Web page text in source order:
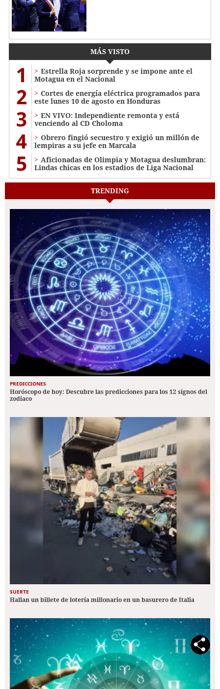
MÁS VISTO
1
Estrella Roja sorprende y se impone ante el
Motagua en el Nacional
2
Cortes de energía eléctrica programados para
este lunes 10 de agosto en Honduras
3
EN VIVO: Independiente remonta y está
venciendo al CD Choloma
4
Obrero fingió secuestro y exigió un millón de
lempiras a su jefe en Marcala
5
Aficionadas de Olimpia y Motagua deslumbran:
Lindas chicas en los estadios de Liga Nacional
TRENDING
PREDICCIONES
Horóscopo de hoy: Descubre las predicciones para los 12 signos del
zodiaco
SUERTE
Hallan un billete de lotería millonario en un basurero de Italia